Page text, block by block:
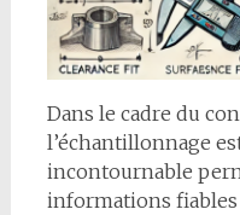
Dans le cadre du
l’échantillonnage
incontournable
informations